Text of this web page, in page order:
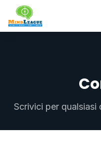
Homepage
Scrivici per